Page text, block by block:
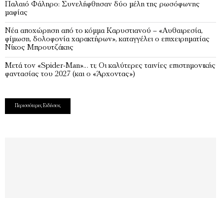
Παλαιό Φάληρο: Συνελήφθησαν δύο μέλη της ρωσόφωνης
μαφίας
Νέα αποχώρηση από το κόμμα Καρυστιανού – «Αυθαιρεσία,
φίμωση, δολοφονία χαρακτήρων», καταγγέλει ο επιχειρηματίας
Νίκος Μπρουτζάκης
Μετά τον «Spider-Man»… τι; Oι καλύτερες ταινίες επιστημονικής
φαντασίας του 2027 (και ο «Άρχοντας»)
Περισσότερες Ειδήσεις